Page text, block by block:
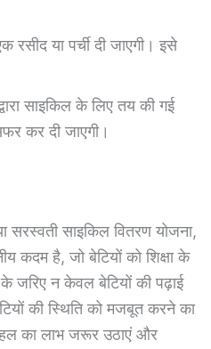
या पर्ची दी जाएगी। इसे
साइकिल के लिए तय की गई
कर दी जाएगी।
सरस्वती साइकिल वितरण योजना,
कदम है, जो बेटियों को शिक्षा के
जरिए न केवल बेटियों की पढ़ाई
की स्थिति को मजबूत करने का
का लाभ जरूर उठाएं और